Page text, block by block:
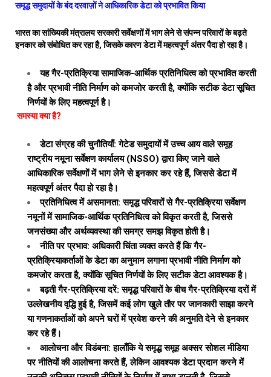
समृद्ध समुदायों के बंद दरवाज़ों ने आधिकारिक डेटा को प्रभावित किया
भारत का सांख्यिकी मंत्रालय सरकारी सर्वेक्षणों में भाग लेने से संपन्न परिवारों के बढ़ते
इनकार को संबोधित कर रहा है, जिसके कारण डेटा में महत्वपूर्ण अंतर पैदा हो रहा है।
यह गैर-प्रतिक्रिया सामाजिक-आर्थिक प्रतिनिधित्व को प्रभावित करती
है और प्रभावी नीति निर्माण को कमजोर करती है, क्योंकि सटीक डेटा सूचित
निर्णयों के लिए महत्वपूर्ण है।
समस्या क्या है?
डेटा संग्रह की चुनौतियाँ: गेटेड समुदायों में उच्च आय वाले समूह
राष्ट्रीय नमूना सर्वेक्षण कार्यालय (NSSO) द्वारा किए जाने वाले
आधिकारिक सर्वेक्षणों में भाग लेने से इनकार कर रहे हैं, जिससे डेटा में
महत्वपूर्ण अंतर पैदा हो रहा है।
प्रतिनिधित्व में असमानता: समृद्ध परिवारों से गैर-प्रतिक्रिया सर्वेक्षण
नमूनों में सामाजिक-आर्थिक प्रतिनिधित्व को विकृत करती है, जिससे
जनसंख्या और अर्थव्यवस्था की समग्र समझ विकृत होती है।
नीति पर प्रभाव: अधिकारी चिंता व्यक्त करते हैं कि गैर-
प्रतिक्रियाकर्ताओं के डेटा का अनुमान लगाना प्रभावी नीति निर्माण को
कमजोर करता है, क्योंकि सूचित निर्णयों के लिए सटीक डेटा आवश्यक है।
बढ़ती गैर-प्रतिक्रिया दरें: समृद्ध परिवारों के बीच गैर-प्रतिक्रिया दरों में
उल्लेखनीय वृद्धि हुई है, जिसमें कई लोग खुले तौर पर जानकारी साझा करने
या गणनाकर्ताओं को अपने घरों में प्रवेश करने की अनुमति देने से इनकार
कर रहे हैं।
आलोचना और विडंबना: हालाँकि ये समृद्ध समूह अक्सर सोशल मीडिया
पर नीतियों की आलोचना करते हैं, लेकिन आवश्यक डेटा प्रदान करने में